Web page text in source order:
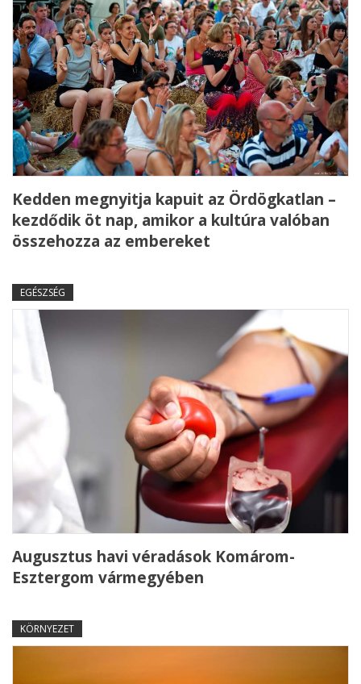
Kedden megnyitja kapuit az Ördögkatlan –
kezdődik öt nap, amikor a kultúra valóban
összehozza az embereket
EGÉSZSÉG
Augusztus havi véradások Komárom-
Esztergom vármegyében
KÖRNYEZET